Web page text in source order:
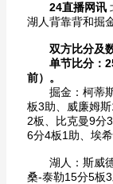
24直播网讯
湖人背靠背和掘
双方比分及
单节比分：
前）。
掘金：柯蒂斯-
板3助、威廉姆
2板、比克曼9分
6分4板1助、埃
湖人：斯威德
桑-泰勒15分5板